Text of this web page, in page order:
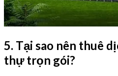
5. Tại sao nên thuê
thự trọn gói?